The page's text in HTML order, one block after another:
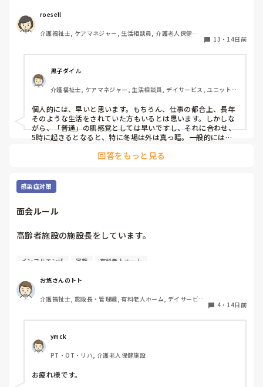
9時〜午前の活動開始です。
私自身は日勤のみで、グループホームでの夜勤はしたことが
ありません。
朝6時に朝食、口腔ケア後に居室誘導・二度寝、8時頃に再度
起こして検温・バイタル測定をしていますが、利用者・スタ
ッフ共に負担がかかってるのではと思っています。
6時に朝食のために5時頃から利用者を起こし、食後にまた寝
て1時間で起こしと、1人夜勤で忙しいだろうに、トイレ・居
室誘導が必要な利用者もいると時間がもったいないし利用者
もゆっくりできないのではと思います。
私が出勤する頃には、夜勤者によっては慌ただしくしている
はだめなのかと思うことがあります。
ら」「そのように業務するよう言われているから」「利用者
は朝早くても、また寝るから身体の負担は少ない」と言われ
業務改善を考える機会があるものの、夜勤をしていないた
そこで話が終わってしまいます。
利用者の状況もありますし、私の感覚が合わないだけなのか
か？
roesell
介護福祉士, ケアマネジャー, 生活相談員, 介護老人保健施
13 ・ 14日前
黒子ダイル
介護福祉士, ケアマネジャー, 生活相談員, デイサービス, ユニット型
個人的には、早いと思います。もちろん、仕事の都合上、長年
そのような生活をされていた方もいるとは思います。しかしな
がら、「普通」の肌感覚としては早いですし、それに合わせ、
5時に起きるとなると、特に冬場は外は真っ暗。一般的には、8
理念である、これまでの生活の継続からしてもよろしくないと
回答をもっと見る
感染症対策
面会ルール
高齢者施設の施設長をしています。
皆さんが勤務されている施設での面会ルールはどうなってい
インフルやコロナ対策でまだ制限を取っている施設も多くあ
ると思います。
ど病院みたいなルールでされてますか？
自施設も制限は設けてますが、生活の場という事もありあま
り厳しくするのももどかしさを感じてます。
スタッフの意向も無視する訳にもいかないので葛藤が凄いで
す。
インフルエンザ 家族 有料老人ホーム
お悠さんのトト
介護福祉士, 施設長・管理職, 有料老人ホーム, デイサービス,
4・ 14日前
ymck
PT・OT・リハ, 介護老人保健施設
お疲れ様です。